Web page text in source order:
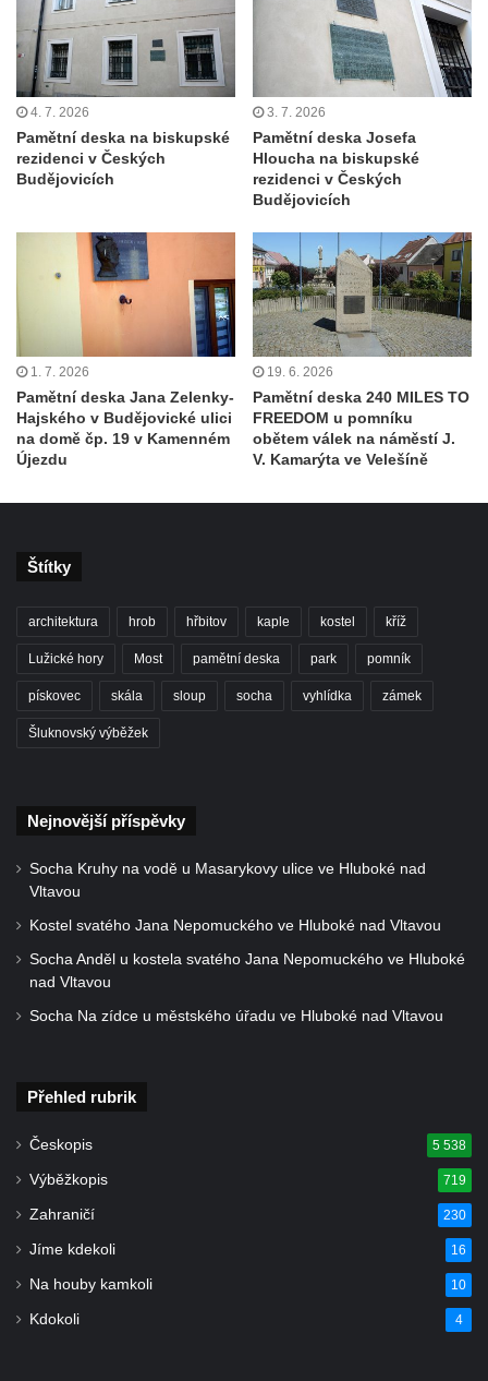
Pamětní deska Josefa II. na Císařském
kameni
Pamětní deska Františka Schwarze na
domě čp. 42 v Perštýnské ulici v
Pardubicích
Pamětní deska Karla Kryla na ulici 1. máje v
Pamětní deska Věnceslava Metelky na
budově banky v Palackého ulici v Náchodě
Pamětní deska Josefa Regnera-
Havlovického na bývalém děkanství v ulici
Regnerovy sady v Náchodě
Pamětní deska Josefa Kajetána Tyla na
náměstí Jiřího z Poděbrad v Hořicích
Pamětní deska Antonína Sovy v Parku
Městské knihovně Lovosice
Pamětní deska Vinařsko-ovocnářské školy
na domě čp. 32/5 v Husově ulici v Mělníku
Zlatého hroznu v Mělníku
Pamětní deska Josefa Straky v ulici 5.
Pamětní deska Jaroslava Krombholce v
Krombholcově ulici na domě čp. 9 v
domu v Mělníku
muzea v Netolicích
Pamětní deska Josefa Stejskala na budově
u poutního kostela Navštívení Panny Marie
v Horní Polici
4. 7. 2026
Pamětní deska na biskupské
rezidenci v Českých
Budějovicích
3. 7. 2026
Pamětní deska Josefa
Hloucha na biskupské
rezidenci v Českých
Budějovicích
1. 7. 2026
Pamětní deska Jana Zelenky-
Hajského v Budějovické ulici
na domě čp. 19 v Kamenném
Újezdu
19. 6. 2026
Pamětní deska 240 MILES TO
FREEDOM u pomníku
obětem válek na náměstí J.
V. Kamarýta ve Velešíně
Štítky
architektura hrob hřbitov kaple kostel kříž
Lužické hory Most pamětní deska park pomník
pískovec skála sloup socha vyhlídka zámek
Šluknovský výběžek
Nejnovější příspěvky
Socha Kruhy na vodě u Masarykovy ulice ve Hluboké nad
Vltavou
Kostel svatého Jana Nepomuckého ve Hluboké nad Vltavou
Socha Anděl u kostela svatého Jana Nepomuckého ve Hluboké
nad Vltavou
Socha Na zídce u městského úřadu ve Hluboké nad Vltavou
Přehled rubrik
Českopis 5 538
Výběžkopis 719
Zahraničí 230
Jíme kdekoli 16
Na houby kamkoli 10
Kdokoli 4